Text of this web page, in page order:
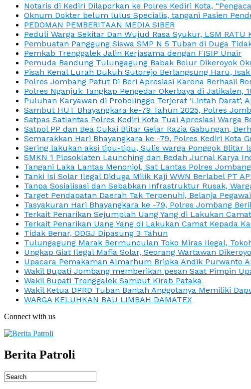
Notaris di Kediri Dilaporkan ke Polres Kediri Kota,
Oknum Dokter belum lulus Specialis, tangani Pasien
PEDOMAN PEMBERITAAN MEDIA SIBER
Peduli Warga Sekitar Dan Wujud Rasa Syukur, LSM RATU
Pembuatan Panggung Siswa SMP N 5 Tuban di Duga
Pemkab Trenggalek Jalin Kerjasama dengan FISIP Unair
Pemuda Bandung Tulungagung Babak Belur Dikeroyok
Pisah Kenal Lurah Dukuh Sutorejo Berlangsung Haru,
Polres Jombang Patut Di Beri Apresiasi Karena Berhasil
Polres Nganjuk Tangkap Pengedar Okerbaya di Jatikalen,
Puluhan Karyawan di Probolinggo Terjerat ‘Lintah
Sambut HUT Bhayangkara ke-79 Tahun 2025, Polres
Satpas Satlantas Polres Kediri Kota Tuai Apresiasi Warga
Satpol PP dan Bea Cukai Blitar Gelar Razia Gabungan,
Semarakkan Hari Bhayangkara ke -79, Polres Kediri Kota
Sering lakukan aksi tipu-tipu, Sulis warga Ponggok Blitar
SMKN 1 Plosoklaten Launching dan Bedah Jurnal Karya
Tangani Laka Lantas Menonjol, Sat Lantas Polres
Tanki Isi Solar Ilegal Diduga Milik Kaji WWN Berlabel PT
Tanpa Sosialisasi dan Sebabkan Infrastruktur Rusak,
Target Pendapatan Daerah Tak Terpenuhi, Belanja
Tasyakuran Hari Bhayangkara ke -79, Polres Jombang
Terkait Penarikan Sejumplah Uang Yang di Lakukan
Terkait Penarikan Uang Yang di Lakukan Camat Kepada
Tidak Benar, ODGJ Dipasung 3 Tahun
Tulungagung Marak Bermunculan Toko Miras Ilegal,
Ungkap Giat Ilegal Mafia Solar, Seorang Wartawan
Upacara Pemakaman Almarhum Bripka Andik Purwanto
Wakil Bupati Jombang memberikan pesan Saat Pimpin
Wakil Bupati Trenggalek Sambut Kirab Pataka
Wakil Ketua DPRD Tuban Bantah Anggotanya Memiliki
WARGA KELUHKAN BAU LIMBAH DAMATEX
Connect with us
Berita Patroli